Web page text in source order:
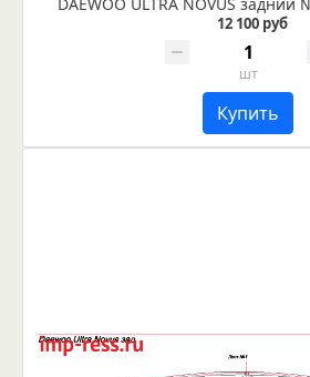
12 100 руб
шт
Купить